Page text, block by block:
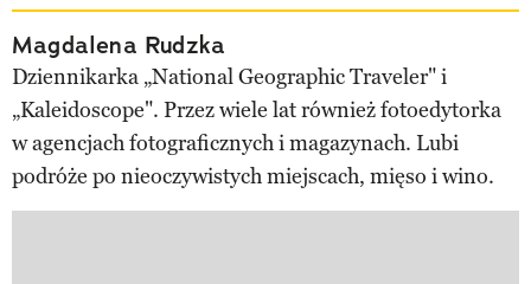
Magdalena Rudzka
Dziennikarka „National Geographic Traveler" i
„Kaleidoscope". Przez wiele lat również fotoedytorka
w agencjach fotograficznych i magazynach. Lubi
podróże po nieoczywistych miejscach, mięso i wino.